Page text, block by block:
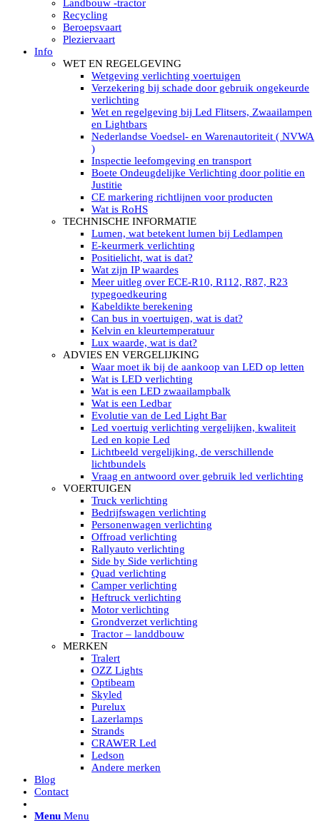
Led veiligheidsverlichting
Led werklamp tractor
Led werklamp ADR
Led werklamp drukwaterdicht IP69K
Led werklampen assortiment Tralert
Led breedstralers Lazer
Led werklampen in Subcategorieën
LED WERKVERLICHTING
LED’s work werklamp met accu
LED’s work werklamp portable 220V
LED’s work werklamp Hybride
Led lichtslang 220 Volt
LED’s work werklamp met statief 220V
LED’s light PRO schijnwerpers 220V
LED High Bay verlichting 220V
Subcategorieën Led werkverlichting
LED SIGNALISATIE
Led Flitsers
Werkverlichting met Led flitsers
Led zwaailampbalk
Led Multi zwaailampbalk
Led flitsbalk compact
Traffic Advisors
Led zwaailicht
Accessoires signalering
Led signalisatie in Subcategorieën
LED KOPLAMPEN GEKEURD
Led koplampen inbouw
Led koplampen opbouw
Led koplampen tractoren
Subcategorieën Led koplampen
LED ZOEKLICHT
Electrische Led zoeklamp Allremote
Electrisch Led zoeklicht Golight
Marinco Roestvrijstaal Led zoeklicht
Elektrisch Led zoeklicht diverse
Led zoeklamp accessoires ALLremote
Led zoeklicht 230V
Subcategorieën Led zoeklichten
HELLA MARINE LED
Sea Hawk – Light Bars
Sea Hawk – Light Bars – Edge Light
Sea Hawk – Work Lights
RokLUME Led werklampen
HypaLUME Led werklampen
Subcategorieën Hella Marine Led
LED STRIPS
Led strip flexibel Click & Go
Led strip RGB op rol
Led strip IP68 waterdicht
Led strip kleur wit
Led strips Vantage
Led strip met ingebouwde accu
Subcategorieën Led strips
LED INTERIEUR VERLICHTING
Led verlichting interieur PIR / Touch
LED Armatuur met Strip 220V
Led strips
Subcategorieën Led interieur
PORTABLE ACCU LED LAMP
Led hoofdlamp
Camping led verlichting
Led zaklamp
Accu werklamp
ACCESSOIRES/ AANSLUITMATERIAAL
Landbouw -tractor
Recycling
Beroepsvaart
Pleziervaart
Info
WET EN REGELGEVING
Wetgeving verlichting voertuigen
Verzekering bij schade door gebruik ongekeurde
verlichting
Wet en regelgeving bij Led Flitsers, Zwaailampen
en Lightbars
Nederlandse Voedsel- en Warenautoriteit ( NVWA
)
Inspectie leefomgeving en transport
Boete Ondeugdelijke Verlichting door politie en
Justitie
CE markering richtlijnen voor producten
Wat is RoHS
TECHNISCHE INFORMATIE
Lumen, wat betekent lumen bij Ledlampen
E-keurmerk verlichting
Positielicht, wat is dat?
Wat zijn IP waardes
Meer uitleg over ECE-R10, R112, R87, R23
typegoedkeuring
Kabeldikte berekening
Can bus in voertuigen, wat is dat?
Kelvin en kleurtemperatuur
Lux waarde, wat is dat?
ADVIES EN VERGELIJKING
Waar moet ik bij de aankoop van LED op letten
Wat is LED verlichting
Wat is een LED zwaailampbalk
Wat is een Ledbar
Evolutie van de Led Light Bar
Led voertuig verlichting vergelijken, kwaliteit
Led en kopie Led
Lichtbeeld vergelijking, de verschillende
lichtbundels
Vraag en antwoord over gebruik led verlichting
VOERTUIGEN
Truck verlichting
Bedrijfswagen verlichting
Personenwagen verlichting
Offroad verlichting
Rallyauto verlichting
Side by Side verlichting
Quad verlichting
Camper verlichting
Heftruck verlichting
Motor verlichting
Grondverzet verlichting
Tractor – landdbouw
MERKEN
Tralert
OZZ Lights
Optibeam
Skyled
Purelux
Lazerlamps
Strands
CRAWER Led
Ledson
Andere merken
Blog
Contact
Menu Menu